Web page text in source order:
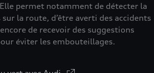
permet notamment de détecter la
sur la route, d’être averti des accidents
de recevoir des suggestions
éviter les embouteillages.